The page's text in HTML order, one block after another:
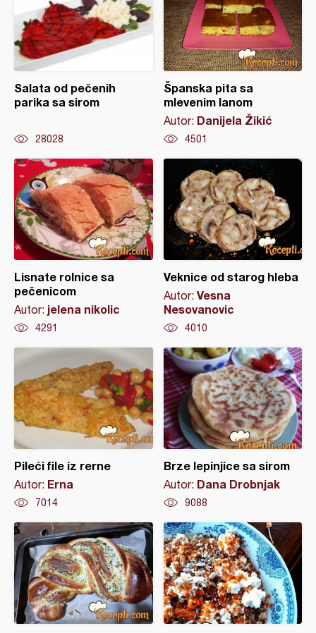
Salata od pečenih
parika sa sirom
28028
Španska pita sa
mlevenim lanom
Autor: Danijela Žikić
4501
Lisnate rolnice sa
pečenicom
Autor: jelena nikolic
4291
Veknice od starog hleba
Autor: Vesna
Nesovanovic
4010
Pileći file iz rerne
Autor: Erna
7014
Brze lepinjice sa sirom
Autor: Dana Drobnjak
9088